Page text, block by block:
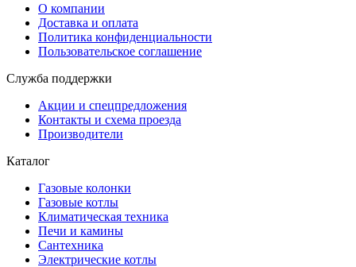
О компании
Доставка и оплата
Политика конфиденциальности
Пользовательское соглашение
Служба поддержки
Акции и спецпредложения
Контакты и схема проезда
Производители
Каталог
Газовые колонки
Газовые котлы
Климатическая техника
Печи и камины
Сантехника
Электрические котлы